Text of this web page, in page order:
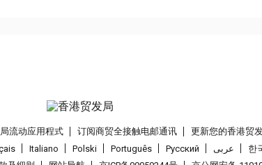
流动应用程式 订阅商贸全接触电邮通讯 更新您的香港贸
Italiano Polski Português Pусский عربى 한